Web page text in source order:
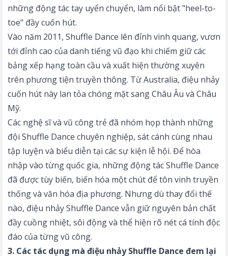
những động tác tay uyển chuyển, làm nổi bật "heel-to-
toe" đầy cuốn hút.
Vào năm 2011, Shuffle Dance lên đỉnh vinh quang, vươn
tới đỉnh cao của danh tiếng vũ đạo khi chiếm giữ các
bảng xếp hạng toàn cầu và xuất hiện thường xuyên
trên phương tiện truyền thông. Từ Australia, điệu nhảy
cuốn hút này lan tỏa chóng mặt sang Châu Âu và Châu
Mỹ.
Các nghệ sĩ và vũ công trẻ đã nhóm họp thành những
đội Shuffle Dance chuyên nghiệp, sát cánh cùng nhau
tập luyện và biểu diễn tại các sự kiện lễ hội. Để hòa
nhập vào từng quốc gia, những động tác Shuffle Dance
đã được tùy biến, biến hóa một chút để tôn vinh truyền
thống và văn hóa địa phương. Nhưng dù thay đổi thế
nào, điệu nhảy Shuffle Dance vẫn giữ nguyên bản chất
đầy cuồng nhiệt, sôi động và thể hiện rõ nét cá tính độc
đáo của từng vũ công.
3. Các tác dụng mà điệu nhảy Shuffle Dance đem lại